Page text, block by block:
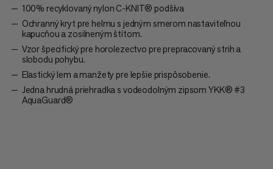
100% recyklovaný nylon C-KNIT® podšíva
Ochranný kryt pre helmu s jedným smerom nastaviteľnou
kapucňou a zosilneným štítom.
Vzor špecifický pre horolezectvo pre prepracovaný strih a
slobodu pohybu.
Elastický lem a manžety pre lepšie prispôsobenie.
Jedna hrudná priehradka s vodeodolným zipsom YKK® #3
AquaGuard®